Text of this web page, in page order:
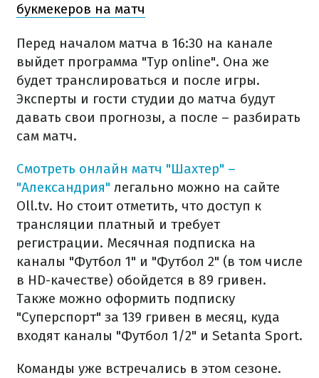
букмекеров на матч
Перед началом матча в 16:30 на канале
выйдет программа "Тур online". Она же
будет транслироваться и после игры.
Эксперты и гости студии до матча будут
давать свои прогнозы, а после – разбирать
сам матч.
Смотреть онлайн матч "Шахтер" –
"Александрия" легально можно на сайте
Oll.tv. Но стоит отметить, что доступ к
трансляции платный и требует
регистрации. Месячная подписка на
каналы "Футбол 1" и "Футбол 2" (в том числе
в HD-качестве) обойдется в 89 гривен.
Также можно оформить подписку
"Суперспорт" за 139 гривен в месяц, куда
входят каналы "Футбол 1/2" и Setanta Sport.
Команды уже встречались в этом сезоне.